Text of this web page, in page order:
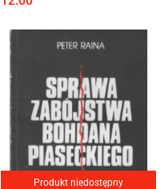
Produkt niedostępny